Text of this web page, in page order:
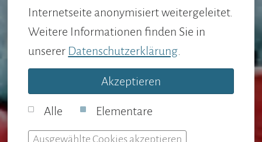
Internetseite anonymisiert weitergeleitet.
Weitere Informationen finden Sie in
unserer Datenschutzerklärung
Akzeptieren
Alle Elementare
Ausgewählte Cookies akzeptieren